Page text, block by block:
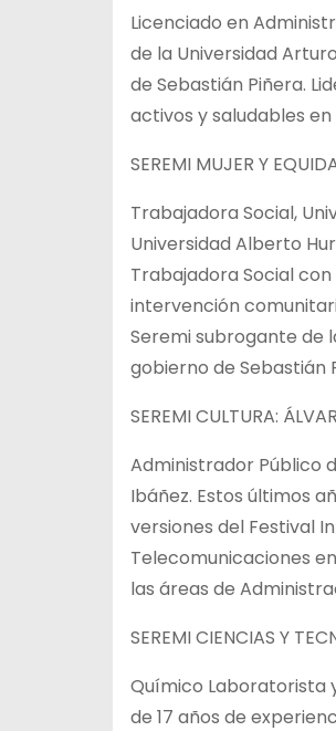
Licenciado en
de la Universidad
de Sebastián Piñera.
activos y saludables
SEREMI MUJER Y
Trabajadora Social,
Universidad Alberto
Trabajadora Social
intervención
Seremi subrogante de
gobierno de Sebastián
SEREMI CULTURA:
Administrador Público
Ibáñez. Estos últimos
versiones del Festival
Telecomunicaciones
las áreas de
SEREMI CIENCIAS Y
Químico Laboratorista
de 17 años de